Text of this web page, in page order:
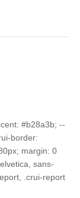
#b28a3b; --
border:
margin: 0
sans-
.crui-report